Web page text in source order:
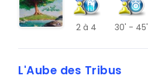
U
Y
B
2 à 4 30' - 45'
L'Aube des Tribus